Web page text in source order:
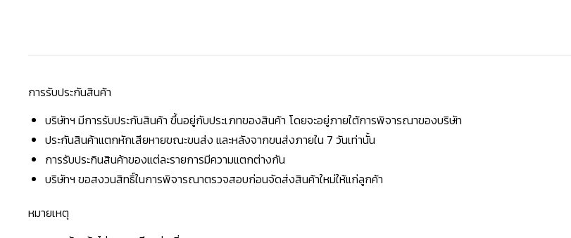
การรับประกันสินค้า
บริษัทฯ มีการรับประกันสินค้า ขึ้นอยู่กับประเภทของสินค้า โดยจะอยู่ภายใต้การพิจารณาของบริษัท
ประกันสินค้าแตกหักเสียหายขณะขนส่ง และหลังจากขนส่งภายใน 7 วันเท่านั้น
การรับประกินสินค้าของแต่ละรายการมีความแตกต่างกัน
บริษัทฯ ขอสงวนสิทธิ์ในการพิจารณาตรวจสอบก่อนจัดส่งสินค้าใหม่ให้แก่ลูกค้า
หมายเหตุ